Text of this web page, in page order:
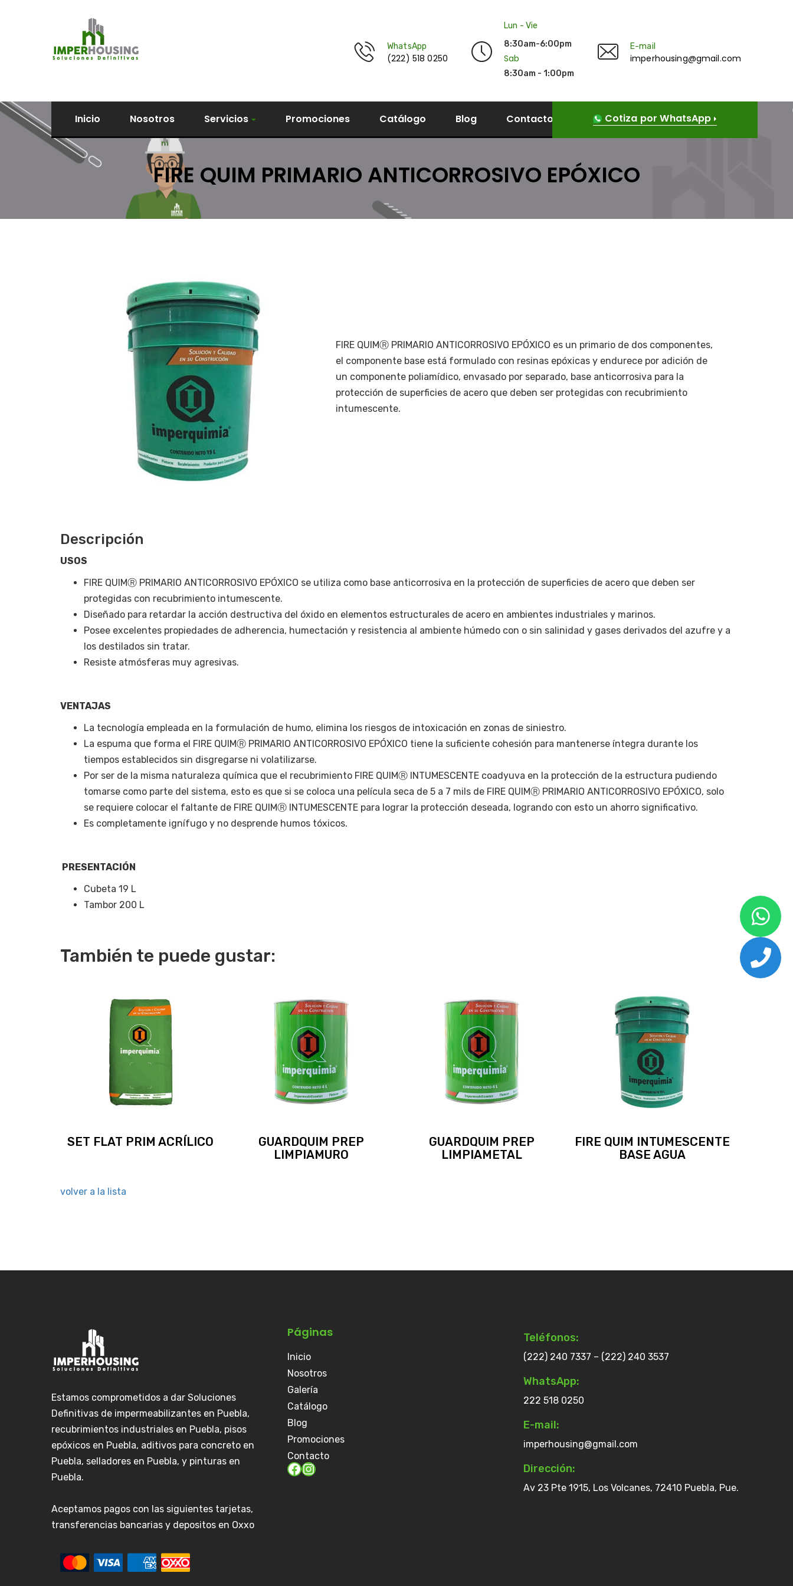
WhatsApp
(222) 518 0250
Lun - Vie
8:30am-6:00pm
Sab
8:30am - 1:00pm
E-mail
imperhousing@gmail.com
Inicio Nosotros Servicios Promociones Catálogo Blog Contacto Cotiza por WhatsApp
FIRE QUIM PRIMARIO ANTICORROSIVO EPÓXICO
FIRE QUIMⓇ PRIMARIO ANTICORROSIVO EPÓXICO es un primario de dos componentes,
el componente base está formulado con resinas epóxicas y endurece por adición de
un componente poliamídico, envasado por separado, base anticorrosiva para la
protección de superficies de acero que deben ser protegidas con recubrimiento
intumescente.
Descripción
USOS
FIRE QUIMⓇ PRIMARIO ANTICORROSIVO EPÓXICO se utiliza como base anticorrosiva en la protección de superficies de acero que deben ser
protegidas con recubrimiento intumescente.
Diseñado para retardar la acción destructiva del óxido en elementos estructurales de acero en ambientes industriales y marinos.
Posee excelentes propiedades de adherencia, humectación y resistencia al ambiente húmedo con o sin salinidad y gases derivados del azufre y a
los destilados sin tratar.
Resiste atmósferas muy agresivas.
VENTAJAS
La tecnología empleada en la formulación de humo, elimina los riesgos de intoxicación en zonas de siniestro.
La espuma que forma el FIRE QUIMⓇ PRIMARIO ANTICORROSIVO EPÓXICO tiene la suficiente cohesión para mantenerse íntegra durante los
tiempos establecidos sin disgregarse ni volatilizarse.
Por ser de la misma naturaleza química que el recubrimiento FIRE QUIMⓇ INTUMESCENTE coadyuva en la protección de la estructura pudiendo
tomarse como parte del sistema, esto es que si se coloca una película seca de 5 a 7 mils de FIRE QUIMⓇ PRIMARIO ANTICORROSIVO EPÓXICO, solo
se requiere colocar el faltante de FIRE QUIMⓇ INTUMESCENTE para lograr la protección deseada, logrando con esto un ahorro significativo.
Es completamente ignífugo y no desprende humos tóxicos.
PRESENTACIÓN
Cubeta 19 L
Tambor 200 L
También te puede gustar:
SET FLAT PRIM ACRÍLICO
GUARDQUIM PREP
LIMPIAMURO
GUARDQUIM PREP
LIMPIAMETAL
FIRE QUIM INTUMESCENTE
BASE AGUA
volver a la lista
Estamos comprometidos a dar Soluciones
Definitivas de impermeabilizantes en Puebla,
recubrimientos industriales en Puebla, pisos
epóxicos en Puebla, aditivos para concreto en
Puebla, selladores en Puebla, y pinturas en
Puebla.
Aceptamos pagos con las siguientes tarjetas,
transferencias bancarias y depositos en Oxxo
Páginas
Inicio
Nosotros
Galería
Catálogo
Blog
Promociones
Contacto
Teléfonos:
(222) 240 7337 – (222) 240 3537
WhatsApp:
222 518 0250
E-mail:
imperhousing@gmail.com
Dirección:
Av 23 Pte 1915, Los Volcanes, 72410 Puebla, Pue.